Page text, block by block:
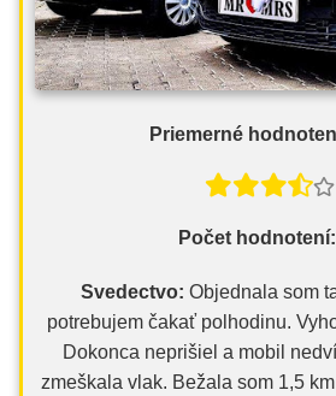
Priemerné
Počet hodnotení:
Svedectvo: Objednala som
potrebujem čakať polhodinu.
Dokonca neprišiel a mobil
zmeškala vlak. Bežala som 1,5